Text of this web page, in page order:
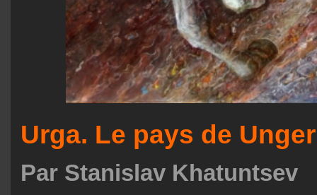
Urga. Le pays de
Par Stanislav Khatuntsev